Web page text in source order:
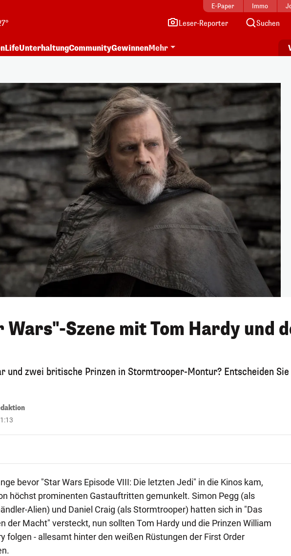
E-Paper Immo
Leser-Reporter Suchen
LifeUnterhaltungCommunityGewinnenMehr
Wars"-Szene mit Tom Hardy und
und zwei britische Prinzen in Stormtrooper-Montur? Entscheiden Sie
bevor "Star Wars Episode VIII: Die letzten Jedi" in die Kinos kam,
höchst prominenten Gastauftritten gemunkelt. Simon Pegg (als
Alien) und Daniel Craig (als Stormtrooper) hatten sich in "Das
der Macht" versteckt, nun sollten Tom Hardy und die Prinzen William
folgen - allesamt hinter den weißen Rüstungen der First Order